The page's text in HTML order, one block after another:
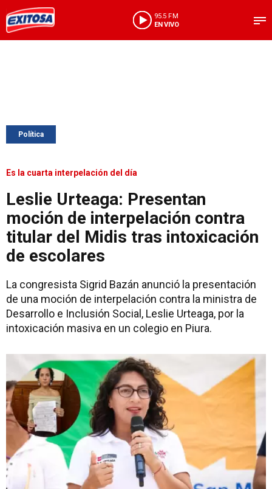
95.5 FM
EN VIVO
Política
Es la cuarta interpelación del día
Leslie Urteaga: Presentan
moción de interpelación contra
titular del Midis tras intoxicación
de escolares
La congresista Sigrid Bazán anunció la presentación
de una moción de interpelación contra la ministra de
Desarrollo e Inclusión Social, Leslie Urteaga, por la
intoxicación masiva en un colegio en Piura.